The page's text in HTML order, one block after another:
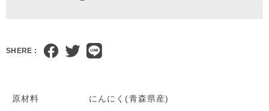
SHERE :
原材料 にんにく(青森県産)